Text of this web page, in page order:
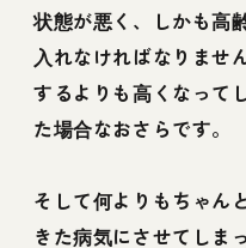
状態が悪く、しかも高
入れなければなりませ
するよりも高くなって
た場合なおさらです。
そして何よりもちゃん
きた病気にさせてしま